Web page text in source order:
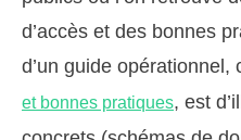
d’accès et des bonnes
d’un guide opérationnel,
et bonnes pratiques, est